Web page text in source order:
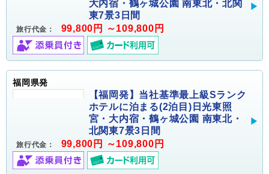
大内宿・鶴ヶ城公園 南東北・北関
東7景3日間
旅行代金： 99,800円 ～109,800円
福岡県発
【福岡発】当社基準最上級Sランク
ホテルに泊まる(2泊目)日光東照
宮・大内宿・鶴ヶ城公園 南東北・
北関東7景3日間
旅行代金： 99,800円 ～109,800円